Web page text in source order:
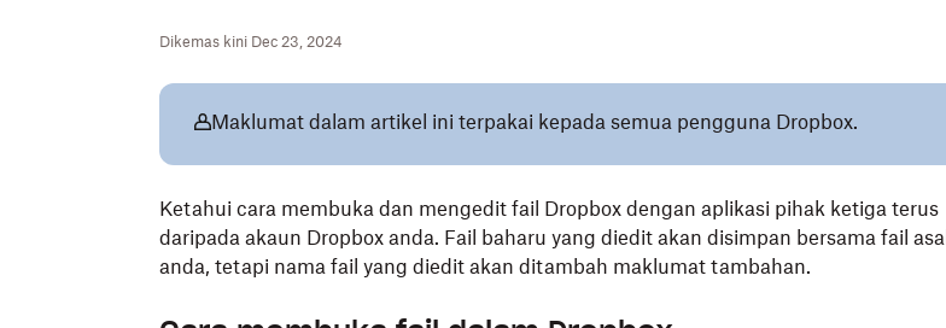
Dikemas kini Dec 23, 2024
Maklumat dalam artikel ini terpakai kepada semua pengguna Dropbox.
Ketahui cara membuka dan mengedit fail Dropbox dengan aplikasi pihak ketiga terus
daripada akaun Dropbox anda. Fail baharu yang diedit akan disimpan bersama fail asal
anda, tetapi nama fail yang diedit akan ditambah maklumat tambahan.